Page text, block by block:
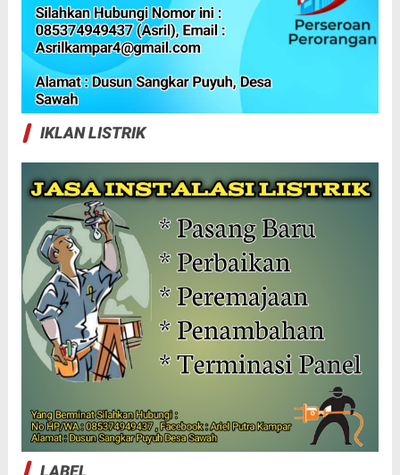
IKLAN LISTRIK
LABEL